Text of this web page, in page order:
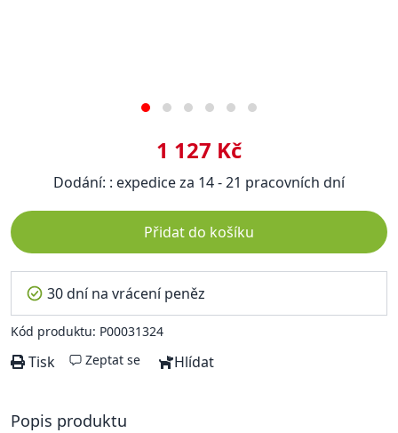
1 127 Kč
Dodání: : expedice za 14 - 21 pracovních dní
Přidat do košíku
30 dní na vrácení peněz
Kód produktu: P00031324
Tisk Zeptat se Hlídat
Popis produktu